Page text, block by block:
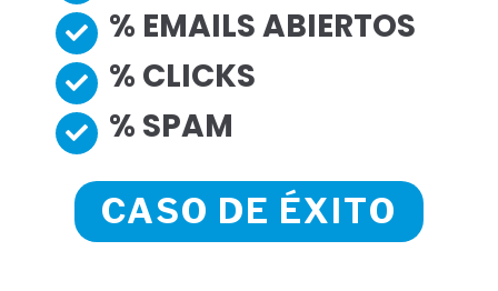
% EMAILS ABIERTOS
% CLICKS
% SPAM
CASO DE ÉXITO